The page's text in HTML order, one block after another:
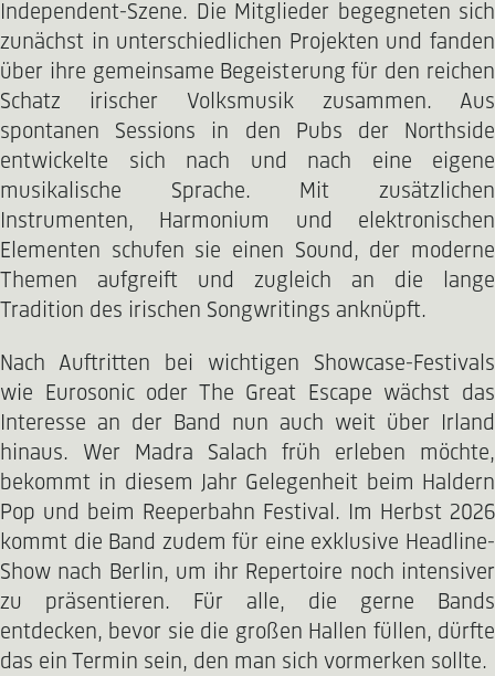
Independent-Szene. Die Mitglieder begegneten sich
zunächst in unterschiedlichen Projekten und fanden
über ihre gemeinsame Begeisterung für den reichen
Schatz irischer Volksmusik zusammen. Aus
spontanen Sessions in den Pubs der Northside
entwickelte sich nach und nach eine eigene
musikalische Sprache. Mit zusätzlichen
Instrumenten, Harmonium und elektronischen
Elementen schufen sie einen Sound, der moderne
Themen aufgreift und zugleich an die lange
Tradition des irischen Songwritings anknüpft.
Nach Auftritten bei wichtigen Showcase-Festivals
wie Eurosonic oder The Great Escape wächst das
Interesse an der Band nun auch weit über Irland
hinaus. Wer Madra Salach früh erleben möchte,
bekommt in diesem Jahr Gelegenheit beim Haldern
Pop und beim Reeperbahn Festival. Im Herbst 2026
kommt die Band zudem für eine exklusive Headline-
Show nach Berlin, um ihr Repertoire noch intensiver
zu präsentieren. Für alle, die gerne Bands
entdecken, bevor sie die großen Hallen füllen, dürfte
das ein Termin sein, den man sich vormerken sollte.